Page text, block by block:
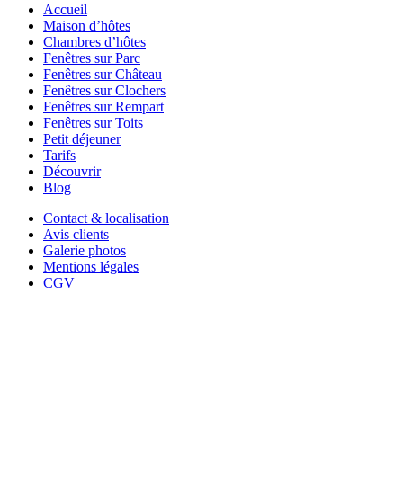
Accueil
Maison d’hôtes
Chambres d’hôtes
Fenêtres sur Parc
Fenêtres sur Château
Fenêtres sur Clochers
Fenêtres sur Rempart
Fenêtres sur Toits
Petit déjeuner
Tarifs
Découvrir
Blog
Contact & localisation
Avis clients
Galerie photos
Mentions légales
CGV